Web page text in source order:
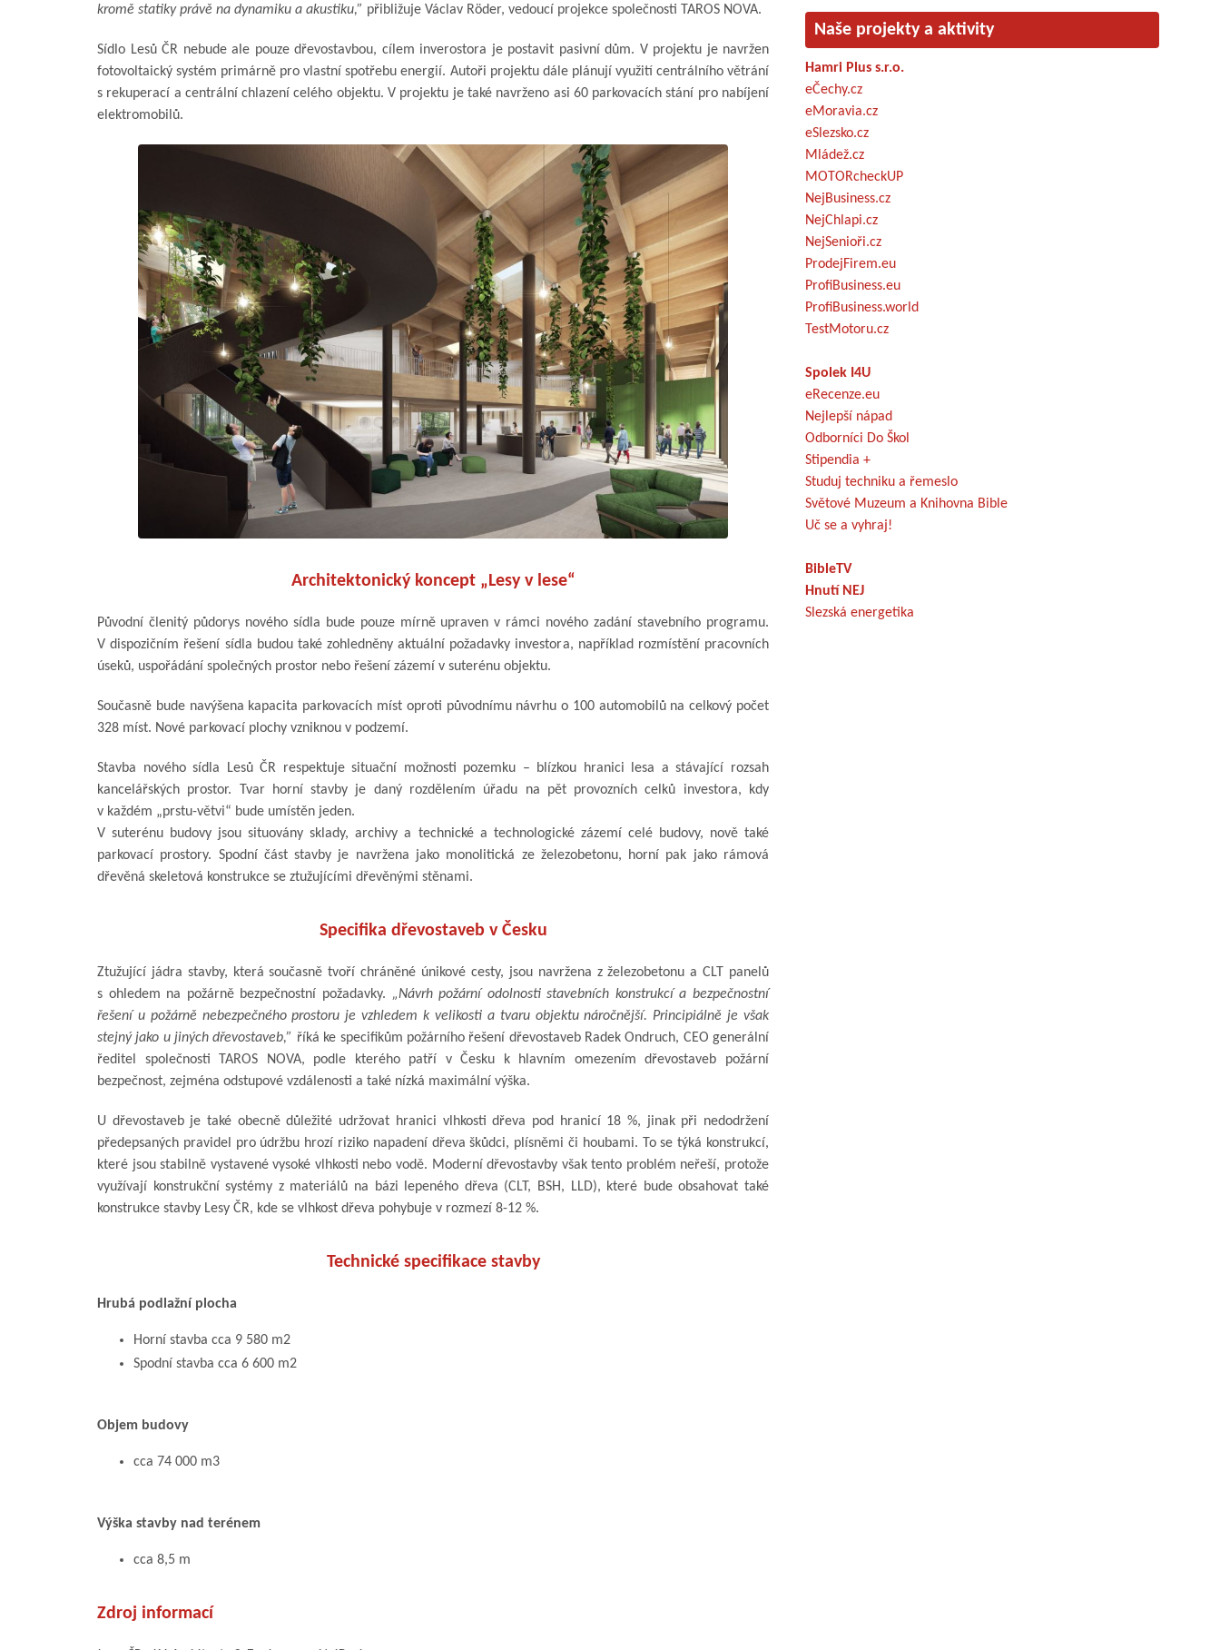
kromě statiky právě na dynamiku a akustiku,” přibližuje Václav Röder, vedoucí projekce společnosti TAROS NOVA.
Sídlo Lesů ČR nebude ale pouze dřevostavbou, cílem inverostora je postavit pasivní dům. V projektu je navržen
fotovoltaický systém primárně pro vlastní spotřebu energií. Autoři projektu dále plánují využití centrálního větrání
s rekuperací a centrální chlazení celého objektu. V projektu je také navrženo asi 60 parkovacích stání pro nabíjení
elektromobilů.
Architektonický koncept „Lesy v lese“
Původní členitý půdorys nového sídla bude pouze mírně upraven v rámci nového zadání stavebního programu.
V dispozičním řešení sídla budou také zohledněny aktuální požadavky investora, například rozmístění pracovních
úseků, uspořádání společných prostor nebo řešení zázemí v suterénu objektu.
Současně bude navýšena kapacita parkovacích míst oproti původnímu návrhu o 100 automobilů na celkový počet
328 míst. Nové parkovací plochy vzniknou v podzemí.
Stavba nového sídla Lesů ČR respektuje situační možnosti pozemku – blízkou hranici lesa a stávající rozsah
kancelářských prostor. Tvar horní stavby je daný rozdělením úřadu na pět provozních celků investora, kdy
v každém „prstu-větvi“ bude umístěn jeden.
V suterénu budovy jsou situovány sklady, archivy a technické a technologické zázemí celé budovy, nově také
parkovací prostory. Spodní část stavby je navržena jako monolitická ze železobetonu, horní pak jako rámová
dřevěná skeletová konstrukce se ztužujícími dřevěnými stěnami.
Specifika dřevostaveb v Česku
Ztužující jádra stavby, která současně tvoří chráněné únikové cesty, jsou navržena z železobetonu a CLT panelů
s ohledem na požárně bezpečnostní požadavky. „Návrh požární odolnosti stavebních konstrukcí a bezpečnostní
řešení u požárně nebezpečného prostoru je vzhledem k velikosti a tvaru objektu náročnější. Principiálně je však
stejný jako u jiných dřevostaveb,” říká ke specifikům požárního řešení dřevostaveb Radek Ondruch, CEO generální
ředitel společnosti TAROS NOVA, podle kterého patří v Česku k hlavním omezením dřevostaveb požární
bezpečnost, zejména odstupové vzdálenosti a také nízká maximální výška.
U dřevostaveb je také obecně důležité udržovat hranici vlhkosti dřeva pod hranicí 18 %, jinak při nedodržení
předepsaných pravidel pro údržbu hrozí riziko napadení dřeva škůdci, plísněmi či houbami. To se týká konstrukcí,
které jsou stabilně vystavené vysoké vlhkosti nebo vodě. Moderní dřevostavby však tento problém neřeší, protože
využívají konstrukční systémy z materiálů na bázi lepeného dřeva (CLT, BSH, LLD), které bude obsahovat také
konstrukce stavby Lesy ČR, kde se vlhkost dřeva pohybuje v rozmezí 8-12 %.
Technické specifikace stavby
Hrubá podlažní plocha
Horní stavba cca 9 580 m2
Spodní stavba cca 6 600 m2
Objem budovy
cca 74 000 m3
Výška stavby nad terénem
cca 8,5 m
Zdroj informací
Naše projekty a aktivity
Hamri Plus s.r.o.
eČechy.cz
eMoravia.cz
eSlezsko.cz
Mládež.cz
MOTORcheckUP
NejBusiness.cz
NejChlapi.cz
NejSenioři.cz
ProdejFirem.eu
ProfiBusiness.eu
ProfiBusiness.world
TestMotoru.cz
Spolek I4U
eRecenze.eu
Nejlepší nápad
Odborníci Do Škol
Stipendia +
Studuj techniku a řemeslo
Světové Muzeum a Knihovna Bible
Uč se a vyhraj!
BibleTV
Hnutí NEJ
Slezská energetika